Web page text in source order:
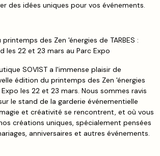
des idées uniques pour vos événements.
des Zen 'énergies de TARBES :
les 22 et 23 mars au Parc Expo
SOVIST a l'immense plaisir de
édition du printemps des Zen 'énergies
Expo les 22 et 23 mars. Nous sommes ravis
le stand de la garderie événementielle
magie et créativité se rencontrent, et où vous
créations uniques, spécialement pensées
anniversaires et autres événements.